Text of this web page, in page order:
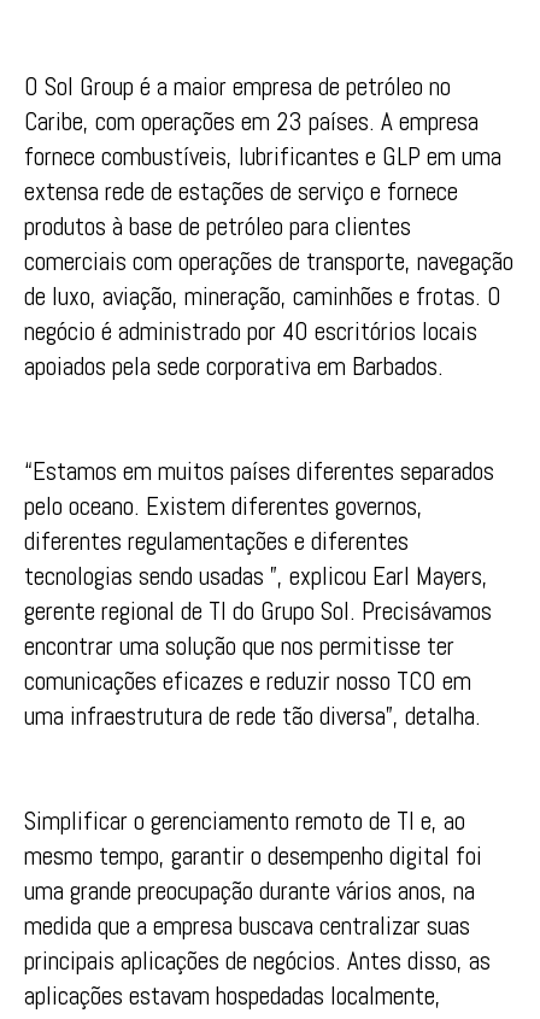
O Sol Group é a maior empresa de petróleo no
Caribe, com operações em 23 países. A empresa
fornece combustíveis, lubrificantes e GLP em uma
extensa rede de estações de serviço e fornece
produtos à base de petróleo para clientes
comerciais com operações de transporte, navegação
de luxo, aviação, mineração, caminhões e frotas. O
negócio é administrado por 40 escritórios locais
apoiados pela sede corporativa em Barbados.
“Estamos em muitos países diferentes separados
pelo oceano. Existem diferentes governos,
diferentes regulamentações e diferentes
tecnologias sendo usadas ”, explicou Earl Mayers,
gerente regional de TI do Grupo Sol. Precisávamos
encontrar uma solução que nos permitisse ter
comunicações eficazes e reduzir nosso TCO em
uma infraestrutura de rede tão diversa”, detalha.
Simplificar o gerenciamento remoto de TI e, ao
mesmo tempo, garantir o desempenho digital foi
uma grande preocupação durante vários anos, na
medida que a empresa buscava centralizar suas
principais aplicações de negócios. Antes disso, as
aplicações estavam hospedadas localmente,